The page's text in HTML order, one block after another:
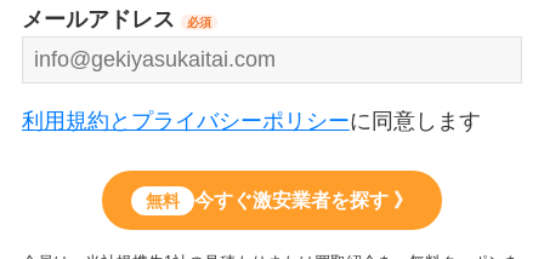
メールアドレス 必須
利用規約とプライバシーポリシーに同意します
無料 今すぐ激安業者を探す 》